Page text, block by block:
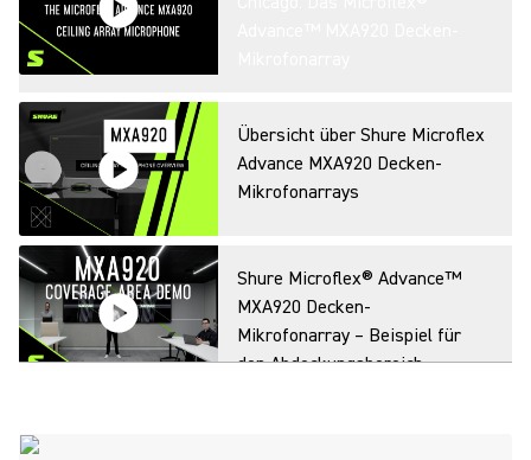
Übersicht über Shure Microflex
Advance MXA920 Decken-
Mikrofonarrays
Shure Microflex® Advance™
MXA920 Decken-
Mikrofonarray – Beispiel für
den Abdeckungsbereich